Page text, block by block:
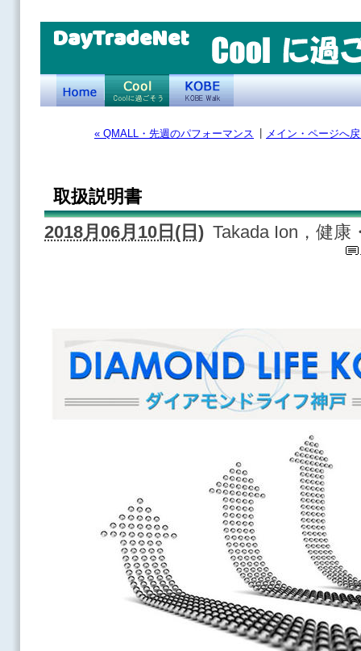
DayTradeNet
« QMALL・先週のパフォーマンス メイン・ページへ
取扱説明書
2018月06月10日(日) Takada Ion，健康